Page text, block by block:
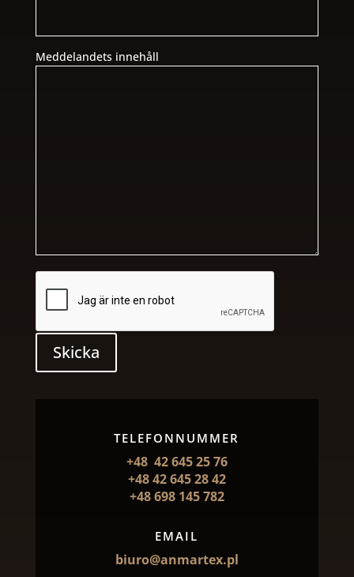
Meddelandets innehåll
Skicka
TELEFONNUMMER
+48 42 645 25 76
+48 42 645 28 42
+48 698 145 782
EMAIL
biuro@anmartex.pl